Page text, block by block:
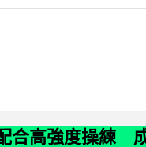
合高強度操練